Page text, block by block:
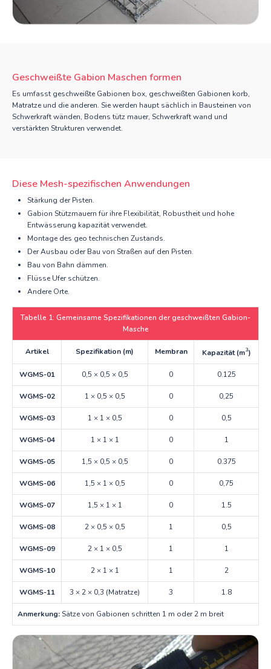
Geschweißte Gabion Maschen formen
Es umfasst geschweißte Gabionen box, geschweißten Gabionen korb,
Matratze und die anderen. Sie werden haupt sächlich in Bausteinen von
Schwerkraft wänden, Bodens tütz mauer, Schwerkraft wand und
verstärkten Strukturen verwendet.
Diese Mesh-spezifischen Anwendungen
Stärkung der Pisten.
Gabion Stützmauern für ihre Flexibilität, Robustheit und hohe
Entwässerung kapazität verwendet.
Montage des geo technischen Zustands.
Der Ausbau oder Bau von Straßen auf den Pisten.
Bau von Bahn dämmen.
Flüsse Ufer schützen.
Andere Orte.
Tabelle 1: Gemeinsame Spezifikationen der geschweißten Gabion-
Masche
Artikel Spezifikation (m) Membran Kapazität (m3)
WGMS-01 0,5 × 0,5 × 0,5 0 0.125
WGMS-02 1 × 0,5 × 0,5 0 0,25
WGMS-03 1 × 1 × 0,5 0 0,5
WGMS-04 1 × 1 × 1 0 1
WGMS-05 1,5 × 0,5 × 0,5 0 0.375
WGMS-06 1,5 × 1 × 0,5 0 0,75
WGMS-07 1,5 × 1 × 1 0 1.5
WGMS-08 2 × 0,5 × 0,5 1 0,5
WGMS-09 2 × 1 × 0,5 1 1
WGMS-10 2 × 1 × 1 1 2
WGMS-11 3 × 2 × 0,3 (Matratze) 3 1.8
Anmerkung:Sätze von Gabionen schritten 1 m oder 2 m breit